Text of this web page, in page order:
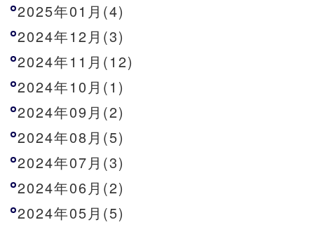
2025年01月(4)
2024年12月(3)
2024年11月(12)
2024年10月(1)
2024年09月(2)
2024年08月(5)
2024年07月(3)
2024年06月(2)
2024年05月(5)